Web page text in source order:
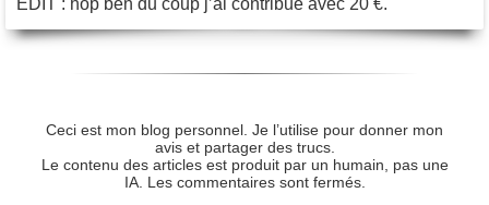
Ceci est mon blog personnel. Je l’utilise pour donner mon
avis et partager des trucs.
Le contenu des articles est produit par un humain, pas une
IA. Les commentaires sont fermés.